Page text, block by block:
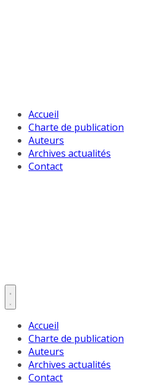
Accueil
Charte de publication
Auteurs
Archives actualités
Contact
Accueil
Charte de publication
Auteurs
Archives actualités
Contact